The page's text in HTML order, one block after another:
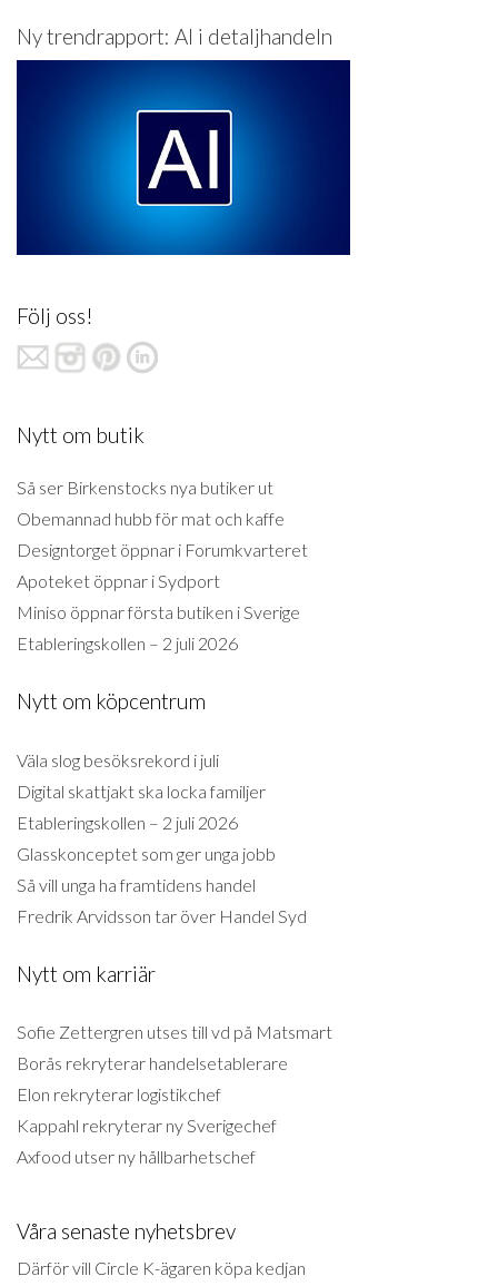
Ny trendrapport: AI i detaljhandeln
Följ oss!
Nytt om butik
Så ser Birkenstocks nya butiker ut
Obemannad hubb för mat och kaffe
Designtorget öppnar i Forumkvarteret
Apoteket öppnar i Sydport
Miniso öppnar första butiken i Sverige
Etableringskollen – 2 juli 2026
Nytt om köpcentrum
Väla slog besöksrekord i juli
Digital skattjakt ska locka familjer
Etableringskollen – 2 juli 2026
Glasskonceptet som ger unga jobb
Så vill unga ha framtidens handel
Fredrik Arvidsson tar över Handel Syd
Nytt om karriär
Sofie Zettergren utses till vd på Matsmart
Borås rekryterar handelsetablerare
Elon rekryterar logistikchef
Kappahl rekryterar ny Sverigechef
Axfood utser ny hållbarhetschef
Våra senaste nyhetsbrev
Därför vill Circle K-ägaren köpa kedjan